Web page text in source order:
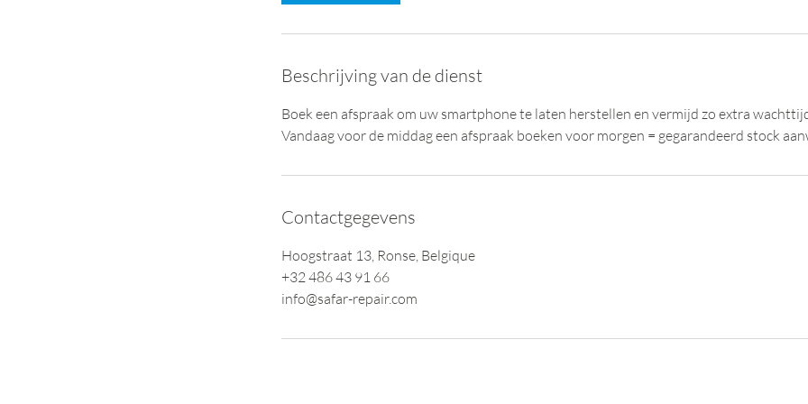
Beschrijving van de dienst
Boek een afspraak om uw smartphone te laten herstellen en vermijd zo extra
Vandaag voor de middag een afspraak boeken voor morgen = gegarandeerd stock
Contactgegevens
Hoogstraat 13, Ronse, Belgique
+32 486 43 91 66
info@safar-repair.com